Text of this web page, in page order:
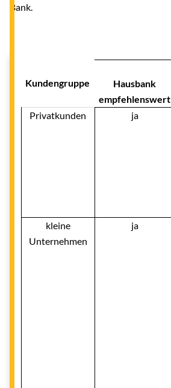
Bank.
Kundengruppe
Hausbank
empfehlenswert
Privatkunden ja
kleine
Unternehmen
ja